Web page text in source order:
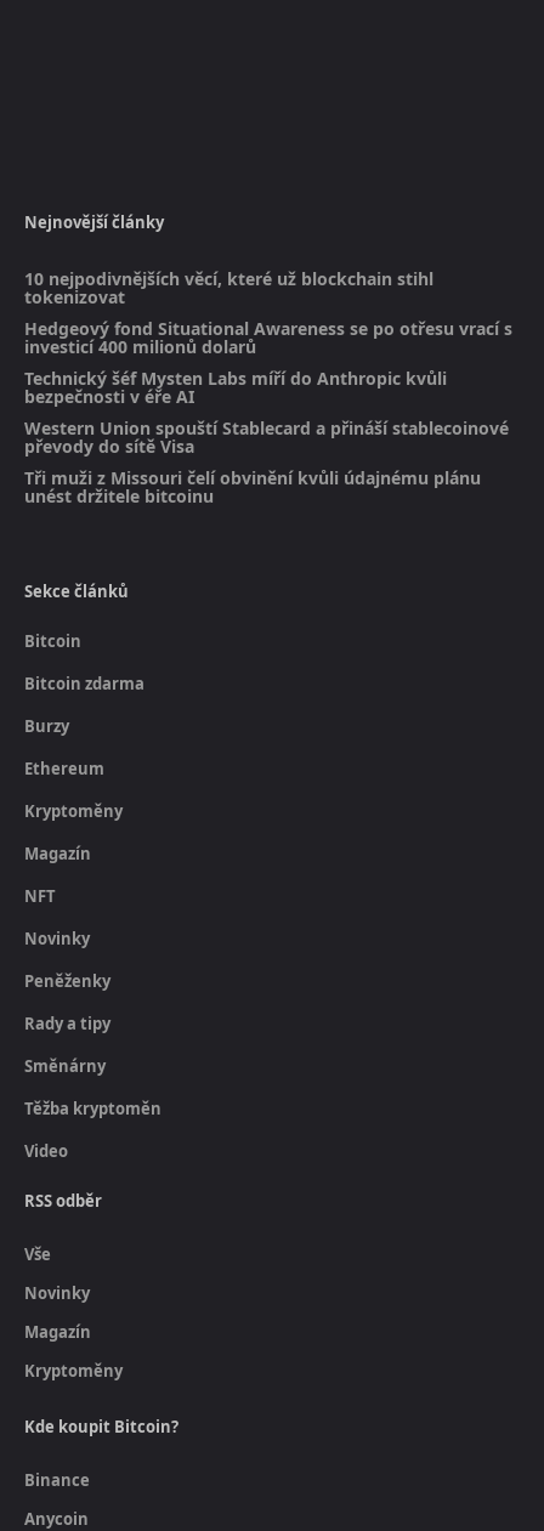
Nejnovější články
10 nejpodivnějších věcí, které už blockchain stihl
tokenizovat
Hedgeový fond Situational Awareness se po otřesu vrací s
investicí 400 milionů dolarů
Technický šéf Mysten Labs míří do Anthropic kvůli
bezpečnosti v éře AI
Western Union spouští Stablecard a přináší stablecoinové
převody do sítě Visa
Tři muži z Missouri čelí obvinění kvůli údajnému plánu
unést držitele bitcoinu
Sekce článků
Bitcoin
Bitcoin zdarma
Burzy
Ethereum
Kryptoměny
Magazín
NFT
Novinky
Peněženky
Rady a tipy
Směnárny
Těžba kryptoměn
Video
RSS odběr
Vše
Novinky
Magazín
Kryptoměny
Kde koupit Bitcoin?
Binance
Anycoin